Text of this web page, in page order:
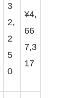
3
2,
2
5
0
¥4,
66
7,3
17